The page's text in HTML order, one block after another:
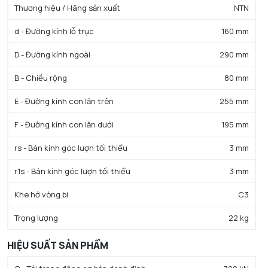
Thương hiệu / Hãng sản xuất NTN
d - Đường kính lỗ trục 160 mm
D - Đường kính ngoài 290 mm
B - Chiều rộng 80 mm
E - Đường kính con lăn trên 255 mm
F - Đường kính con lăn dưới 195 mm
rs - Bán kính góc lượn tối thiểu 3 mm
r1s - Bán kính góc lượn tối thiểu 3 mm
Khe hở vòng bi C3
Trọng lượng 22 kg
HIỆU SUẤT SẢN PHẨM